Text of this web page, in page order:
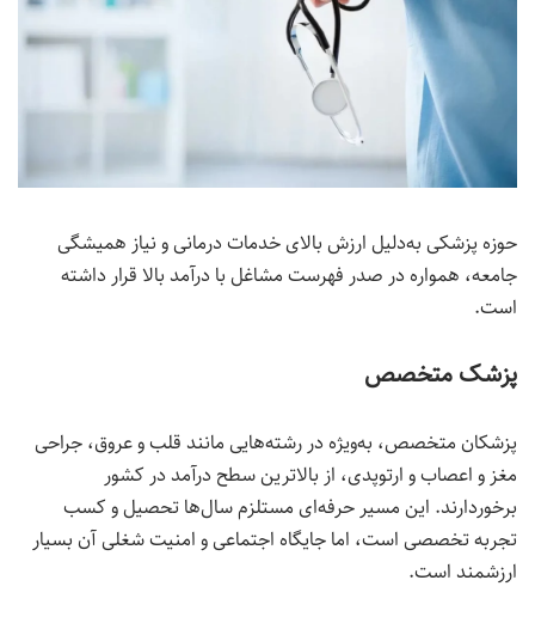
حوزه پزشکی به‌دلیل ارزش بالای خدمات درمانی و نیاز همیشگی
جامعه، همواره در صدر فهرست مشاغل با درآمد بالا قرار داشته
است.
پزشک متخصص
پزشکان متخصص، به‌ویژه در رشته‌هایی مانند قلب و عروق، جراحی
مغز و اعصاب و ارتوپدی، از بالاترین سطح درآمد در کشور
برخوردارند. این مسیر حرفه‌ای مستلزم سال‌ها تحصیل و کسب
تجربه تخصصی است، اما جایگاه اجتماعی و امنیت شغلی آن بسیار
ارزشمند است.